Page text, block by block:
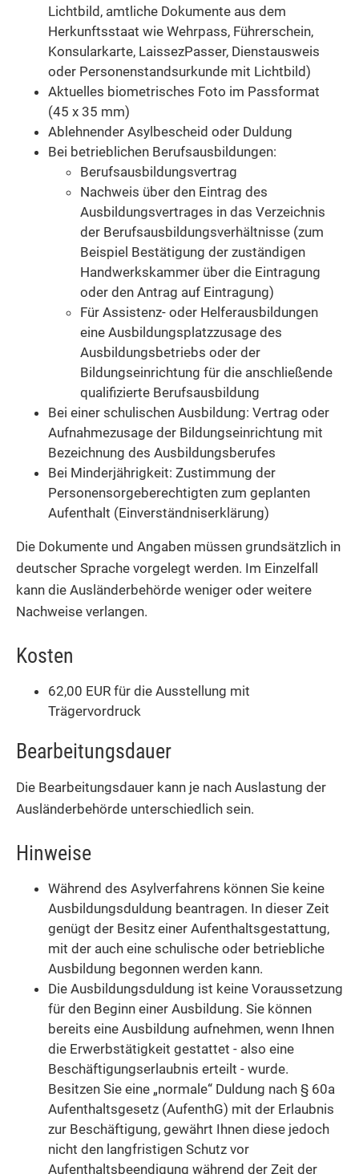
Lichtbild, amtliche Dokumente aus dem
Herkunftsstaat wie Wehrpass, Führerschein,
Konsularkarte, LaissezPasser, Dienstausweis
oder Personenstandsurkunde mit Lichtbild)
Aktuelles biometrisches Foto im Passformat
(45 x 35 mm)
Ablehnender Asylbescheid oder Duldung
Bei betrieblichen Berufsausbildungen:
Berufsausbildungsvertrag
Nachweis über den Eintrag des
Ausbildungsvertrages in das Verzeichnis
der Berufsausbildungsverhältnisse (zum
Beispiel Bestätigung der zuständigen
Handwerkskammer über die Eintragung
oder den Antrag auf Eintragung)
Für Assistenz- oder Helferausbildungen
eine Ausbildungsplatzzusage des
Ausbildungsbetriebs oder der
Bildungseinrichtung für die anschließende
qualifizierte Berufsausbildung
Bei einer schulischen Ausbildung: Vertrag oder
Aufnahmezusage der Bildungseinrichtung mit
Bezeichnung des Ausbildungsberufes
Bei Minderjährigkeit: Zustimmung der
Personensorgeberechtigten zum geplanten
Aufenthalt (Einverständniserklärung)
Die Dokumente und Angaben müssen grundsätzlich in
deutscher Sprache vorgelegt werden. Im Einzelfall
kann die Ausländerbehörde weniger oder weitere
Nachweise verlangen.
Kosten
62,00 EUR für die Ausstellung mit
Trägervordruck
Bearbeitungsdauer
Die Bearbeitungsdauer kann je nach Auslastung der
Ausländerbehörde unterschiedlich sein.
Hinweise
Während des Asylverfahrens können Sie keine
Ausbildungsduldung beantragen. In dieser Zeit
genügt der Besitz einer Aufenthaltsgestattung,
mit der auch eine schulische oder betriebliche
Ausbildung begonnen werden kann.
Die Ausbildungsduldung ist keine Voraussetzung
für den Beginn einer Ausbildung. Sie können
bereits eine Ausbildung aufnehmen, wenn Ihnen
die Erwerbstätigkeit gestattet - also eine
Beschäftigungserlaubnis erteilt - wurde.
Besitzen Sie eine „normale“ Duldung nach § 60a
Aufenthaltsgesetz (AufenthG) mit der Erlaubnis
zur Beschäftigung, gewährt Ihnen diese jedoch
nicht den langfristigen Schutz vor
Aufenthaltsbeendigung während der Zeit der